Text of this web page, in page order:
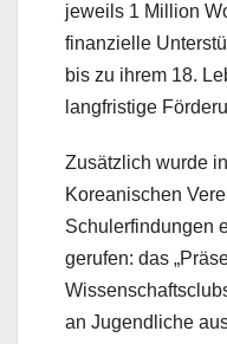
jeweils 1 Million
finanzielle
bis zu ihrem 18.
langfristige
Zusätzlich wurde
Koreanischen
Schulerfindungen
gerufen: das
an Jugendliche